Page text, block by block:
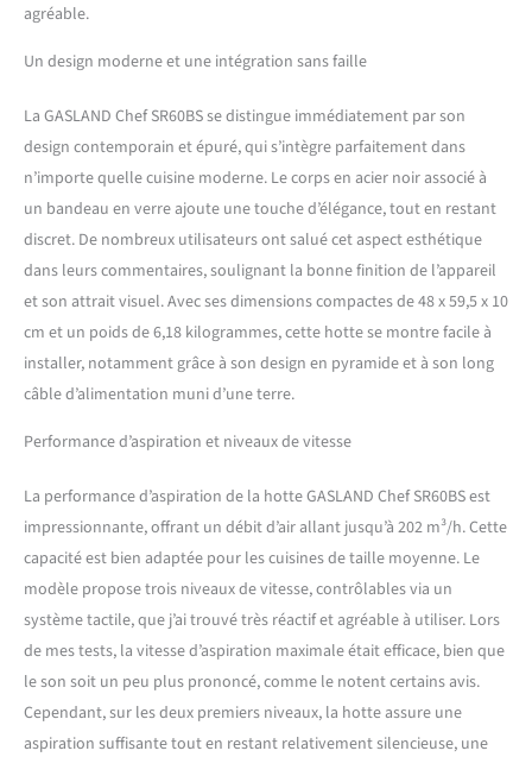
agréable.
Un design moderne et une intégration sans faille
La GASLAND Chef SR60BS se distingue immédiatement par son
design contemporain et épuré, qui s’intègre parfaitement dans
n’importe quelle cuisine moderne. Le corps en acier noir associé à
un bandeau en verre ajoute une touche d’élégance, tout en restant
discret. De nombreux utilisateurs ont salué cet aspect esthétique
dans leurs commentaires, soulignant la bonne finition de l’appareil
et son attrait visuel. Avec ses dimensions compactes de 48 x 59,5 x 10
cm et un poids de 6,18 kilogrammes, cette hotte se montre facile à
installer, notamment grâce à son design en pyramide et à son long
câble d’alimentation muni d’une terre.
Performance d’aspiration et niveaux de vitesse
La performance d’aspiration de la hotte GASLAND Chef SR60BS est
impressionnante, offrant un débit d’air allant jusqu’à 202 m³/h. Cette
capacité est bien adaptée pour les cuisines de taille moyenne. Le
modèle propose trois niveaux de vitesse, contrôlables via un
système tactile, que j’ai trouvé très réactif et agréable à utiliser. Lors
de mes tests, la vitesse d’aspiration maximale était efficace, bien que
le son soit un peu plus prononcé, comme le notent certains avis.
Cependant, sur les deux premiers niveaux, la hotte assure une
aspiration suffisante tout en restant relativement silencieuse, une